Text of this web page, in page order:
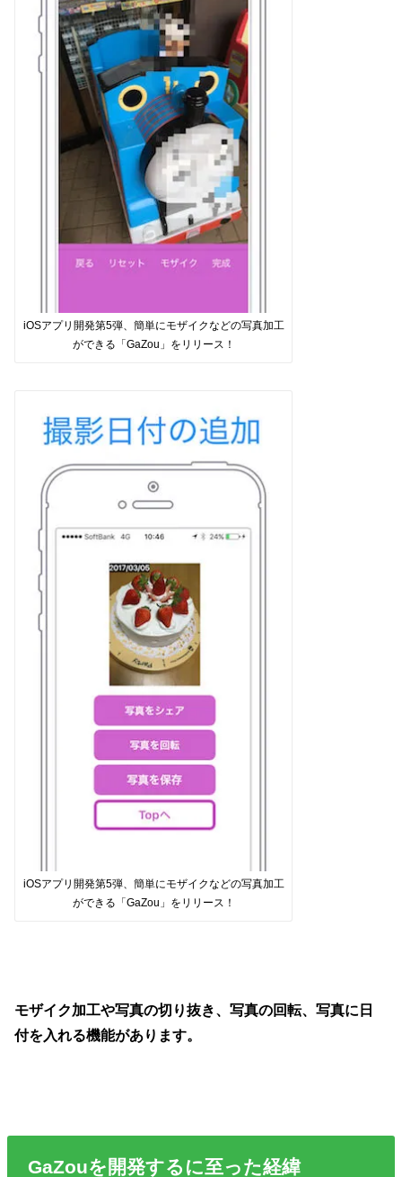
iOSアプリ開発第5弾、簡単にモザイクなどの写真加工
ができる「GaZou」をリリース！
iOSアプリ開発第5弾、簡単にモザイクなどの写真加工
ができる「GaZou」をリリース！
モザイク加工や写真の切り抜き、写真の回転、写真に日
付を入れる機能があります。
GaZouを開発するに至った経緯